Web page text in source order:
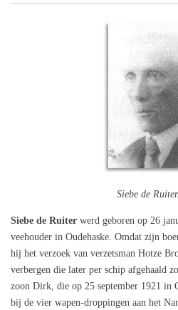
Siebe de
Siebe de Ruiter werd geboren op 26
veehouder in Oudehaske. Omdat zijn
hij het verzoek van verzetsman Hotze
verbergen die later per schip afgehaald
zoon Dirk, die op 25 september 1921 in
bij de vier wapen-droppingen aan het